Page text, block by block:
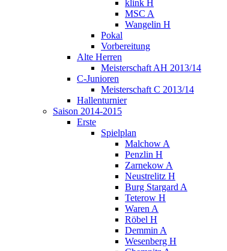
klink H
MSC A
Wangelin H
Pokal
Vorbereitung
Alte Herren
Meisterschaft AH 2013/14
C-Junioren
Meisterschaft C 2013/14
Hallenturnier
Saison 2014-2015
Erste
Spielplan
Malchow A
Penzlin H
Zarnekow A
Neustrelitz H
Burg Stargard A
Teterow H
Waren A
Röbel H
Demmin A
Wesenberg H